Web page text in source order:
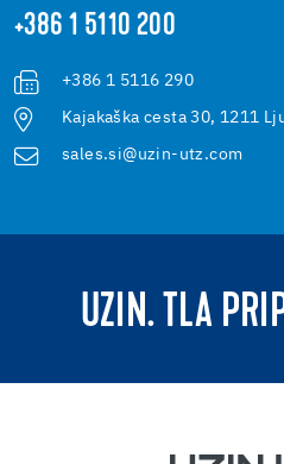
+386 1 5110 200
+386 1 5116 290
Kajakaška cesta 30, 1211
sales.si@uzin-utz.com
UZIN. TLA